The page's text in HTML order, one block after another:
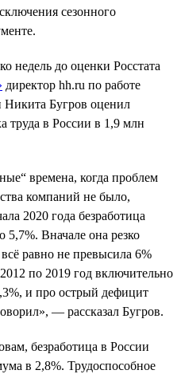
сезонного
недель до оценки Росстата
директор hh.ru по работе
Никита Бугров оценил
труда в России в 1,9 млн
времена, когда проблем
компаний не было,
2020 года безработица
5,7%. Вначале она резко
равно не превысила 6%
по 2019 год включительно
и про острый дефицит
— рассказал Бугров.
безработица в России
в 2,8%. Трудоспособное